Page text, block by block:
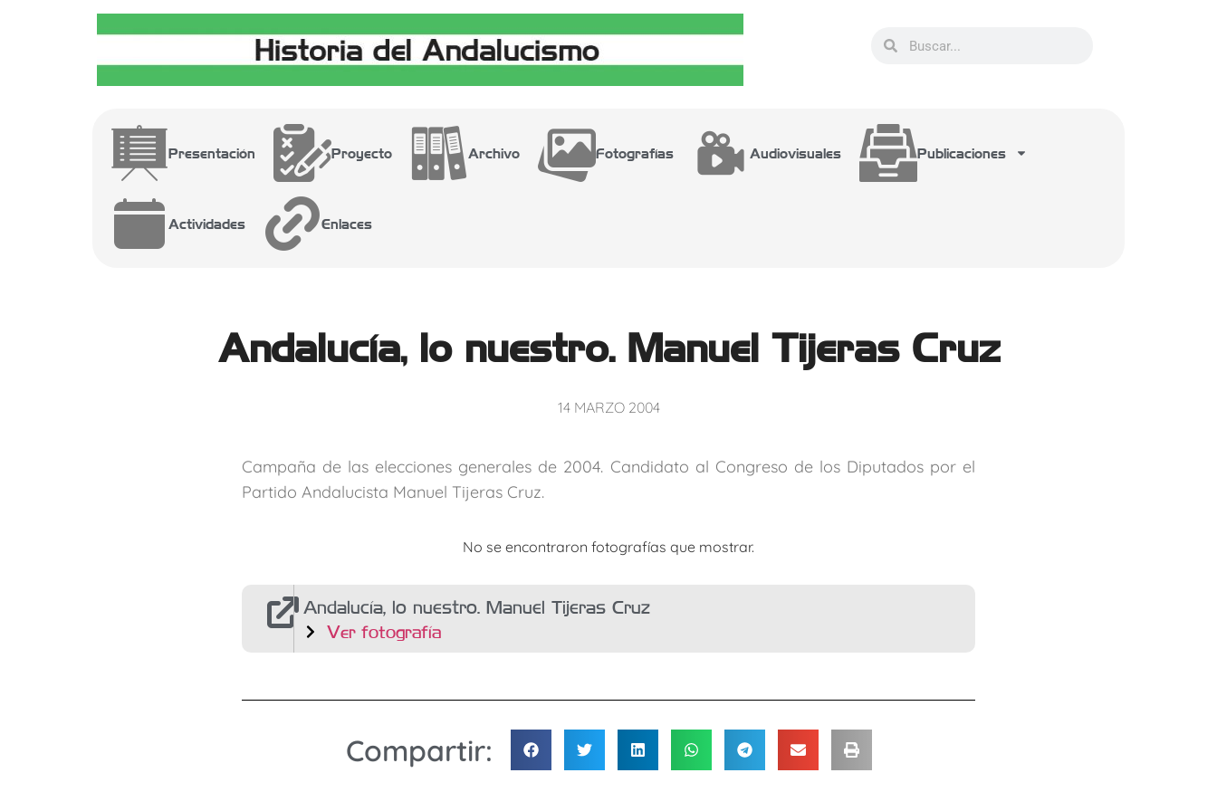
Presentación Proyecto Archivo Fotografías Audiovisuales Publicaciones
Actividades Enlaces
Andalucía, lo nuestro. Manuel Tijeras Cruz
14 MARZO 2004
Campaña de las elecciones generales de 2004. Candidato al Congreso de los Diputados por el
Partido Andalucista Manuel Tijeras Cruz.
No se encontraron fotografías que mostrar.
Andalucía, lo nuestro. Manuel Tijeras Cruz
Ver fotografía
Compartir: